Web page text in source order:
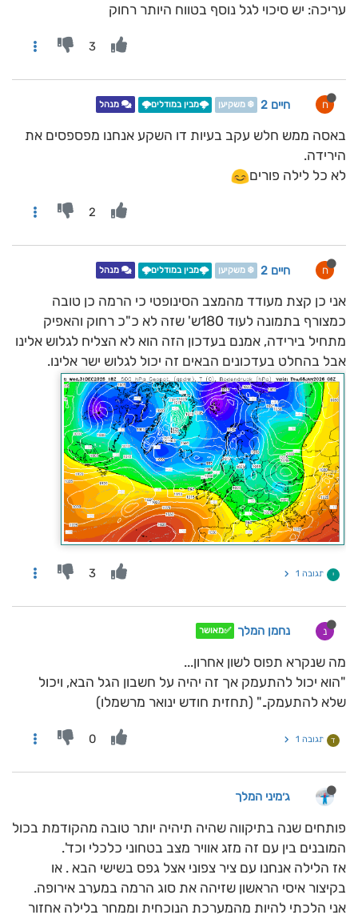
עריכה: יש סיכוי לגל נוסף בטווח היותר רחוק
3
ח חיים 2 ❄️ משקיען 🌩️מבין במודלים🌩️ מנהל
באסה ממש חלש עקב בעיות דו השקע אנחנו מפספסים את
הירידה.
לא כל לילה פורים
2
ח חיים 2 ❄️ משקיען 🌩️מבין במודלים🌩️ מנהל
אני כן קצת מעודד מהמצב הסינופטי כי הרמה כן טובה
כמצורף בתמונה לעוד 180ש' שזה לא כ"כ רחוק והאפיק
מתחיל בירידה, אמנם בעדכון הזה הוא לא הצליח לגלוש אלינו
אבל בהחלט בעדכונים הבאים זה יכול לגלוש ישר אלינו.
י תגובה 1 3
נ נחמן המלך ✅מאושר
מה שנקרא תפוס לשון אחרון...
"הוא יכול להתעמק אך זה יהיה על חשבון הגל הבא, ויכול
שלא להתעמק.." (תחזית חודש ינואר מרשמלו)
ד תגובה 1 0
ג׳מיני המלך
פותחים שנה בתיקווה שהיה תיהיה יותר טובה מהקודמת בכול
המובנים בין עם זה מזג אוויר מצב בטחוני כלכלי וכד'.
אז הלילה אנחנו עם ציר צפוני אצל גפס בשישי הבא . או
בקיצור איסי הראשון שזיהה את סוג הרמה במערב אירופה.
אני הלכתי להיות מהמערכת הנוכחית וממחר בלילה אחזור